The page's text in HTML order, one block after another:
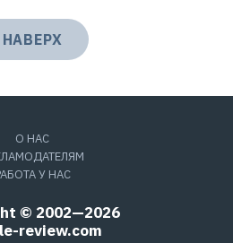
НАВЕРХ
О НАС
У НАС
© 2002—2026
review.com